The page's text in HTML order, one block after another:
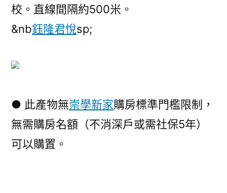
校。直線間隔約500米。
&nb鈺隆君悅sp;
● 此產物無崇學新家購房標準門檻限制，
無需購房名額（不消深戶或需社保5年）
可以購置。